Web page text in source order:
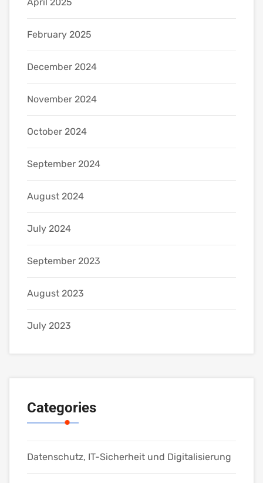
April 2025
February 2025
December 2024
November 2024
October 2024
September 2024
August 2024
July 2024
September 2023
August 2023
July 2023
Categories
Datenschutz, IT-Sicherheit und Digitalisierung